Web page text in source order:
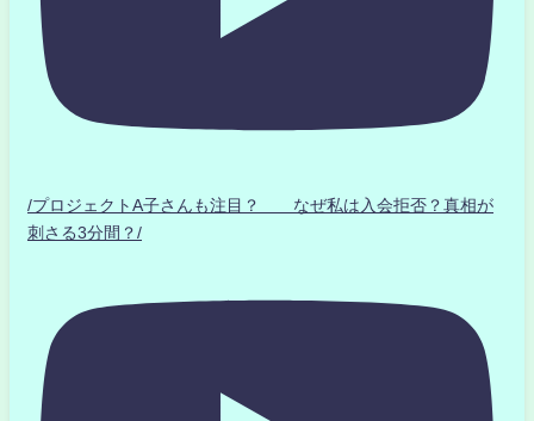
/プロジェクトA子さんも注目？ なぜ私は入会拒否？真相が
刺さる3分間？/